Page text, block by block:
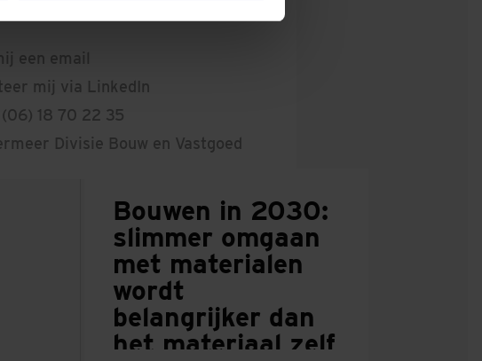
een email
mij via LinkedIn
18 70 22 35
Divisie Bouw en Vastgoed
Bouwen in 2030:
slimmer omgaan
met materialen
wordt
belangrijker dan
het materiaal zelf